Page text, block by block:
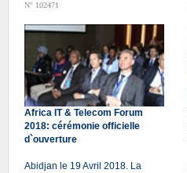
N° 102471
Africa IT & Telecom Forum
2018: cérémonie officielle
d`ouverture
Abidjan le 19 Avril 2018. La